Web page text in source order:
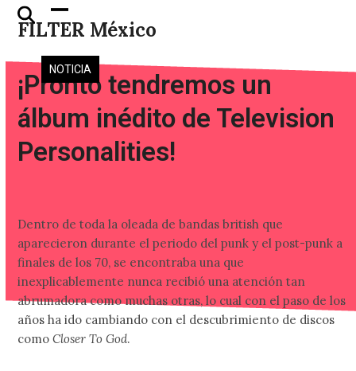
Skip
FILTER México
Open
mobile
menu
Close
mobile
menu
NOTICIA
¡Pronto tendremos un
álbum inédito de Television
Personalities!
Dentro de toda la oleada de bandas british que
aparecieron durante el periodo del punk y el post-punk a
finales de los 70, se encontraba una que
inexplicablemente nunca recibió una atención tan
abrumadora como muchas otras, lo cual con el paso de los
años ha ido cambiando con el descubrimiento de discos
comoCloser To God.